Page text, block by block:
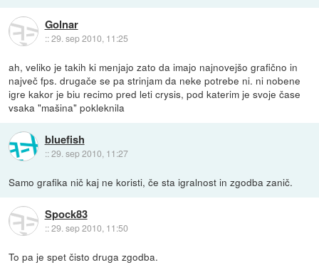
Golnar
::29. sep 2010, 11:25
ah, veliko je takih ki menjajo zato da imajo najnovejšo grafično in
največ fps. drugače se pa strinjam da neke potrebe ni. ni nobene
igre kakor je biu recimo pred leti crysis, pod katerim je svoje čase
vsaka "mašina" pokleknila
bluefish
::29. sep 2010, 11:27
Samo grafika nič kaj ne koristi, če sta igralnost in zgodba zanič.
Spock83
::29. sep 2010, 11:50
To pa je spet čisto druga zgodba.